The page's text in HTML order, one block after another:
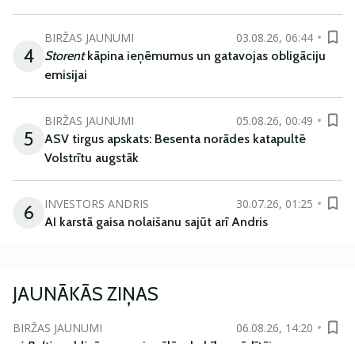
4
BIRŽAS JAUNUMI
03.08.26, 06:44
Storentkāpina ieņēmumus un gatavojas obligāciju
emisijai
5
BIRŽAS JAUNUMI
05.08.26, 00:49
ASV tirgus apskats: Besenta norādes katapultē
Volstrītu augstāk
6 INVESTORS ANDRIS
30.07.26, 01:25
AI karstā gaisa nolaišanu sajūt arī Andris
JAUNĀKĀS ZIŅAS
BIRŽAS JAUNUMI
06.08.26, 14:20